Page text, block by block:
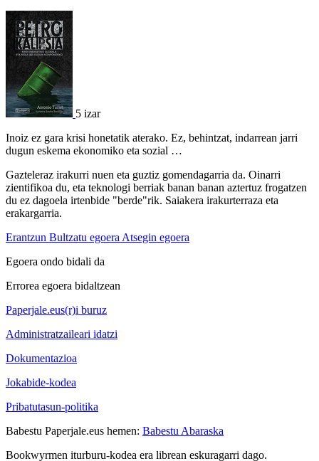
5 izar
Inoiz ez gara krisi honetatik aterako. Ez, behintzat, indarrean jarri
dugun eskema ekonomiko eta sozial …
Gazteleraz irakurri nuen eta guztiz gomendagarria da. Oinarri
zientifikoa du, eta teknologi berriak banan banan aztertuz frogatzen
du ez dagoela irtenbide "berde"rik. Saiakera irakurterraza eta
erakargarria.
Erantzun Bultzatu egoera Atsegin egoera
Egoera ondo bidali da
Errorea egoera bidaltzean
Paperjale.eus(r)i buruz
Administratzaileari idatzi
Dokumentazioa
Jokabide-kodea
Pribatutasun-politika
Babestu Paperjale.eus hemen: Babestu Abaraska
Bookwyrmen iturburu-kodea era librean eskuragarri dago.